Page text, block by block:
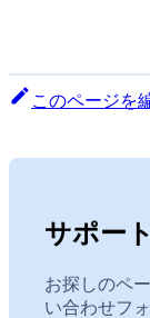
このページを
サポート
お探しのペ
い合わせフ